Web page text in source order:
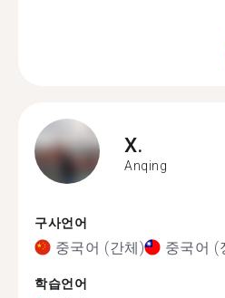
X.
Anqing
구사언어
중국어 (간체) 중국어 (
학습언어